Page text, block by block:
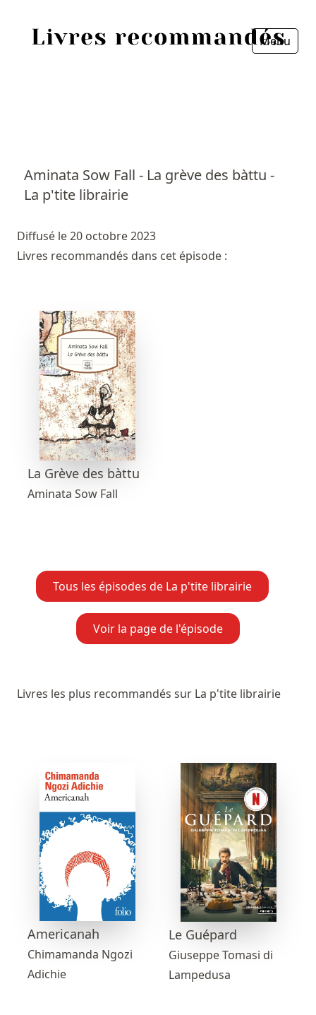
Menu
Aminata Sow Fall - La grève des bàttu -
La p'tite librairie
Diffusé le 20 octobre 2023
Livres recommandés dans cet épisode :
La Grève des bàttu
Aminata Sow Fall
Tous les épisodes de La p'tite librairie
Voir la page de l'épisode
Livres les plus recommandés sur La p'tite librairie
Americanah
Chimamanda Ngozi
Adichie
Le Guépard
Giuseppe Tomasi di
Lampedusa
Personnes
Livres
Prix littéraires
Fermer